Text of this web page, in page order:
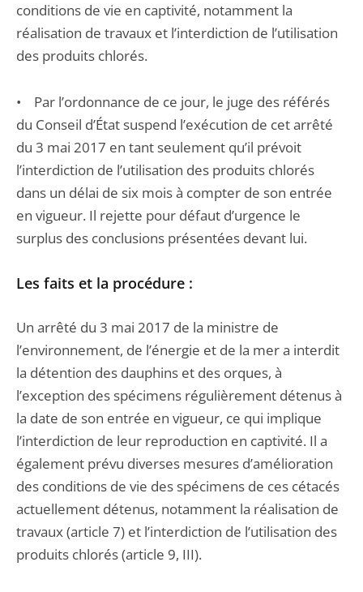
conditions de vie en captivité, notamment la
réalisation de travaux et l’interdiction de l’utilisation
des produits chlorés.
• Par l’ordonnance de ce jour, le juge des référés
du Conseil d’État suspend l’exécution de cet arrêté
du 3 mai 2017 en tant seulement qu’il prévoit
l’interdiction de l’utilisation des produits chlorés
dans un délai de six mois à compter de son entrée
en vigueur. Il rejette pour défaut d’urgence le
surplus des conclusions présentées devant lui.
Les faits et la procédure :
Un arrêté du 3 mai 2017 de la ministre de
l’environnement, de l’énergie et de la mer a interdit
la détention des dauphins et des orques, à
l’exception des spécimens régulièrement détenus à
la date de son entrée en vigueur, ce qui implique
l’interdiction de leur reproduction en captivité. Il a
également prévu diverses mesures d’amélioration
des conditions de vie des spécimens de ces cétacés
actuellement détenus, notamment la réalisation de
travaux (article 7) et l’interdiction de l’utilisation des
produits chlorés (article 9, III).